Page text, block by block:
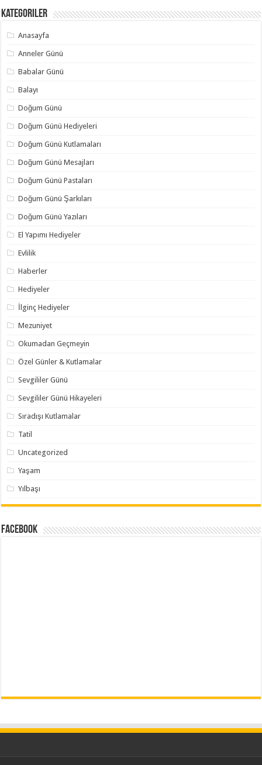
Kategoriler
Anasayfa
Anneler Günü
Babalar Günü
Balayı
Doğum Günü
Doğum Günü Hediyeleri
Doğum Günü Kutlamaları
Doğum Günü Mesajları
Doğum Günü Pastaları
Doğum Günü Şarkıları
Doğum Günü Yazıları
El Yapımı Hediyeler
Evlilik
Haberler
Hediyeler
İlginç Hediyeler
Mezuniyet
Okumadan Geçmeyin
Özel Günler & Kutlamalar
Sevgililer Günü
Sevgililer Günü Hikayeleri
Sıradışı Kutlamalar
Tatil
Uncategorized
Yaşam
Yılbaşı
Facebook